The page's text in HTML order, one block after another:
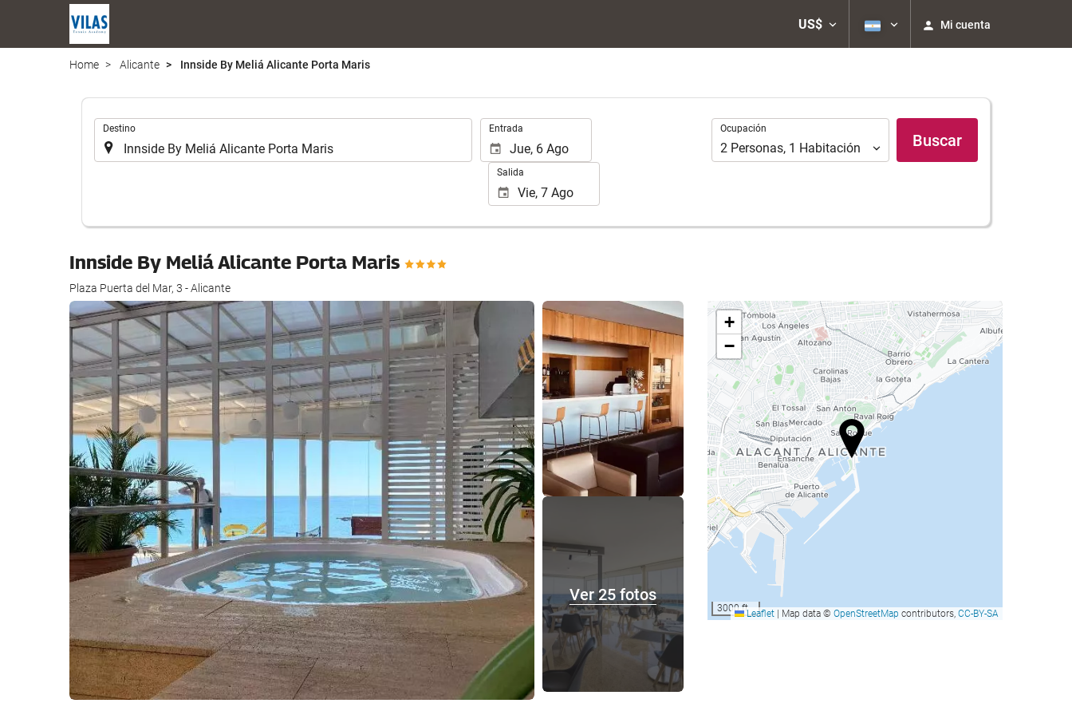
US$ Mi cuenta
Home Alicante Innside By Meliá Alicante Porta Maris
Destino Entrada
Salida
Ocupación
Ocupación
2 Personas, 1 Habitación Buscar
Innside By Meliá Alicante Porta Maris
Plaza Puerta del Mar, 3 - Alicante
Ver 25 fotos
Ver 25 fotos
+
−
3000 ftLeaflet Map data © OpenStreetMap contributors, CC-BY-SA